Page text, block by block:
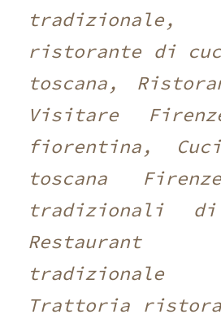
ristorante di
toscana,
Visitare
fiorentina,
toscana
tradizionali di
tradizionale
Trattoria